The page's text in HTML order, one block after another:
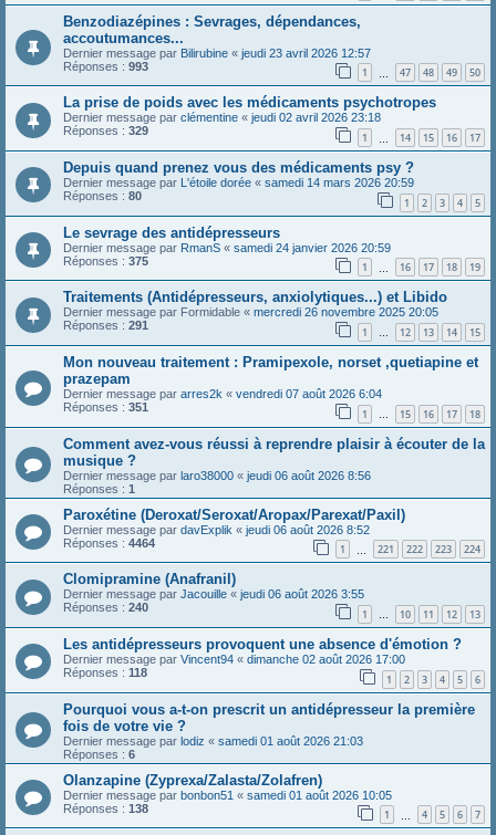
Benzodiazépines : Sevrages, dépendances,
accoutumances...
Dernier message par Bilirubine « jeudi 23 avril 2026 12:57
Réponses : 993 1 47 48 49 50
La prise de poids avec les médicaments psychotropes
Dernier message par clémentine « jeudi 02 avril 2026 23:18
Réponses : 329 1 14 15 16 17
Depuis quand prenez vous des médicaments psy ?
Dernier message par L'étoile dorée « samedi 14 mars 2026 20:59
Réponses : 80 1 2 3 4 5
Le sevrage des antidépresseurs
Dernier message par RmanS « samedi 24 janvier 2026 20:59
Réponses : 375 1 16 17 18 19
Traitements (Antidépresseurs, anxiolytiques...) et Libido
Dernier message par Formidable « mercredi 26 novembre 2025 20:05
Réponses : 291 1 … 12 13 14 15
Mon nouveau traitement : Pramipexole, norset ,quetiapine et
prazepam
Dernier message par arres2k « vendredi 07 août 2026 6:04
Réponses : 351 1 … 15 16 17 18
Comment avez-vous réussi à reprendre plaisir à écouter de la
musique ?
Dernier message par laro38000 « jeudi 06 août 2026 8:56
Réponses : 1
Paroxétine (Deroxat/Seroxat/Aropax/Parexat/Paxil)
Dernier message par davExplik « jeudi 06 août 2026 8:52
Réponses : 4464 1 221 222 223 224
Clomipramine (Anafranil)
Dernier message par Jacouille « jeudi 06 août 2026 3:55
Réponses : 240 1 … 10 11 12 13
Les antidépresseurs provoquent une absence d'émotion ?
Dernier message par Vincent94 « dimanche 02 août 2026 17:00
Réponses : 118 1 2 3 4 5 6
Pourquoi vous a-t-on prescrit un antidépresseur la première
fois de votre vie ?
Dernier message par lodiz « samedi 01 août 2026 21:03
Réponses : 6
Olanzapine (Zyprexa/Zalasta/Zolafren)
Dernier message par bonbon51 « samedi 01 août 2026 10:05
Réponses : 138 1 4 5 6 7